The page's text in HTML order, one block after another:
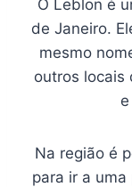
O Leblon é
de Janeiro.
mesmo
outros locais
Na região é
para ir a